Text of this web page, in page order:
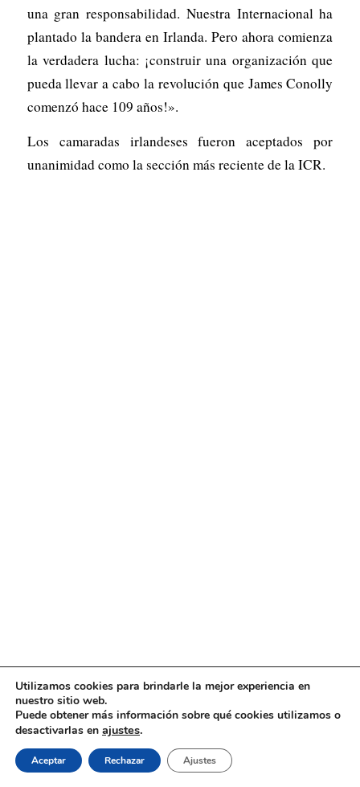
una gran responsabilidad. Nuestra Internacional ha
plantado la bandera en Irlanda. Pero ahora comienza
la verdadera lucha: ¡construir una organización que
pueda llevar a cabo la revolución que James Conolly
comenzó hace 109 años!».
Los camaradas irlandeses fueron aceptados por
unanimidad como la sección más reciente de la ICR.
En todas nuestras organizaciones nacionales,
grandes y pequeñas, nuestro secreto, en palabras de
un camarada mexicano, es «la claridad de ideas, el
sacrificio militante y la determinación, y el
Utilizamos cookies para brindarle la mejor experiencia en
nuestro sitio web.
Puede obtener más información sobre qué cookies utilizamos o
desactivarlas en ajustes.
Aceptar Rechazar Ajustes